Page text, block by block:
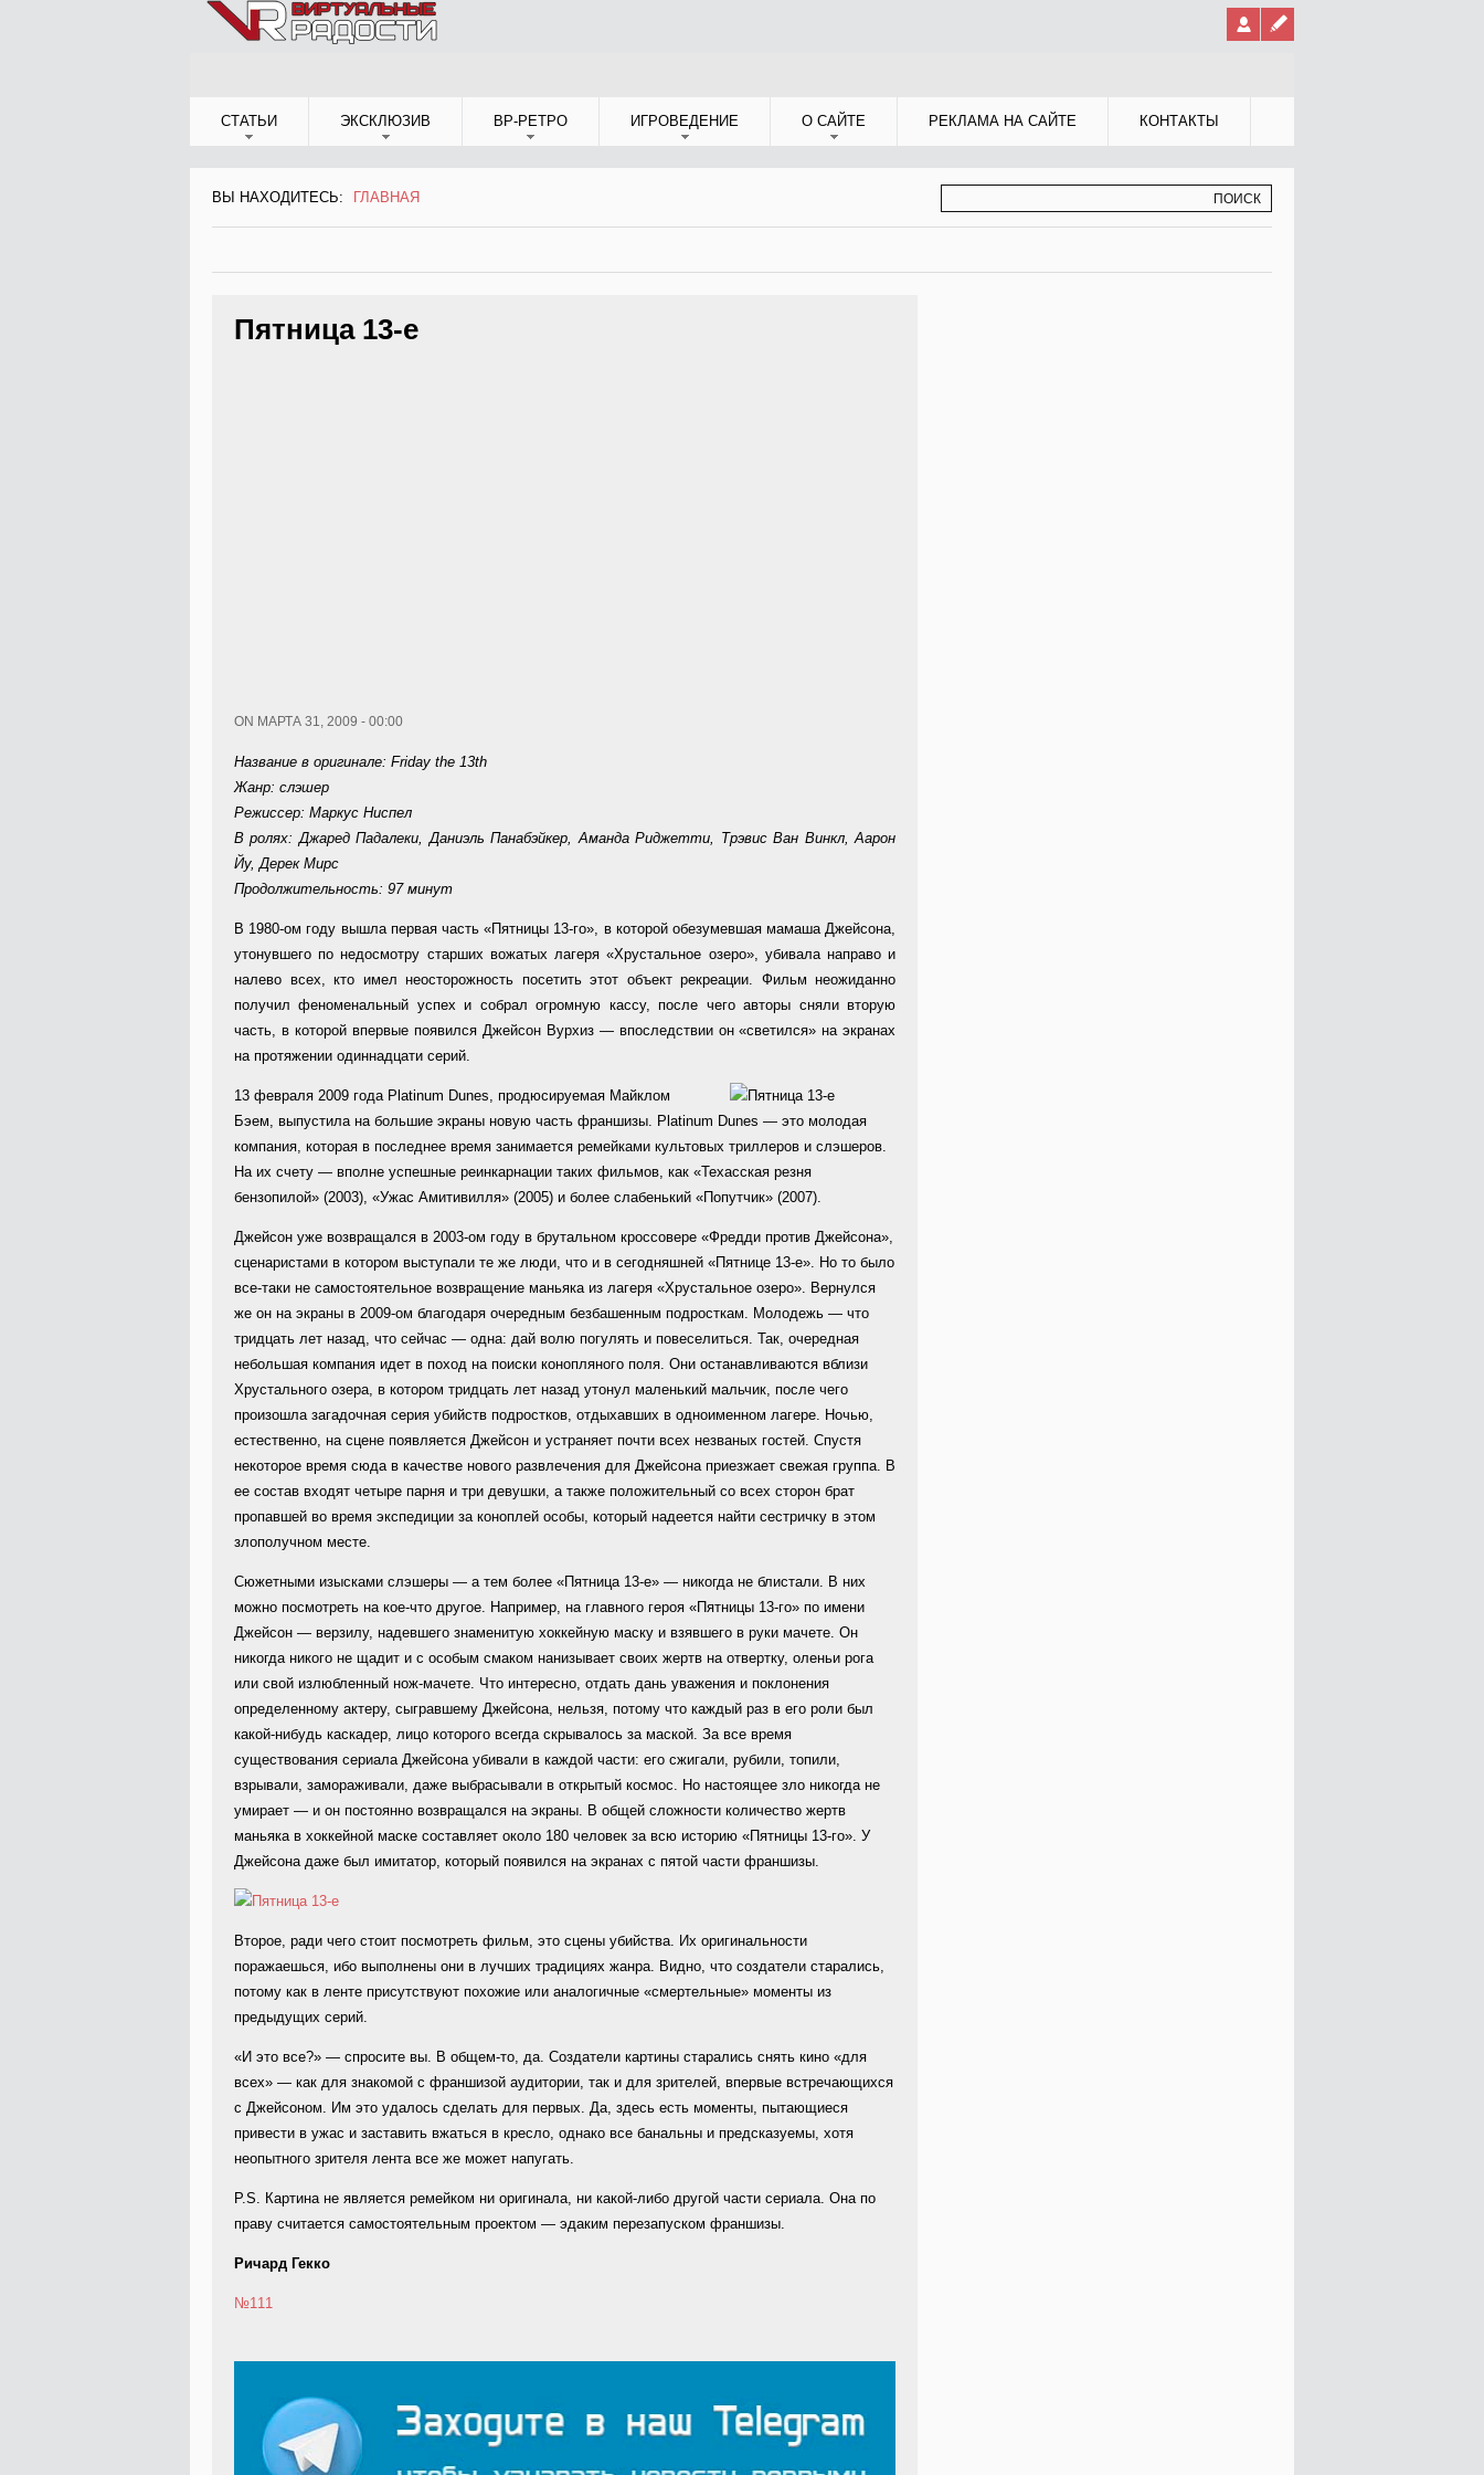
СТАТЬИ ЭКСКЛЮЗИВ ВР-РЕТРО ИГРОВЕДЕНИЕ О САЙТЕ РЕКЛАМА НА САЙТЕ КОНТАКТЫ
ВЫ НАХОДИТЕСЬ:
ВЫ НАХОДИТЕСЬ
ГЛАВНАЯ
Пятница 13-е
ON МАРТА 31, 2009 - 00:00
Название в оригинале: Friday the 13th
Жанр: слэшер
Режиссер: Маркус Ниспел
В ролях: Джаред Падалеки, Даниэль Панабэйкер, Аманда Риджетти, Трэвис Ван Винкл, Аарон
Йу, Дерек Мирс
Продолжительность: 97 минут
В 1980-ом году вышла первая часть «Пятницы 13-го», в которой обезумевшая мамаша Джейсона,
утонувшего по недосмотру старших вожатых лагеря «Хрустальное озеро», убивала направо и
налево всех, кто имел неосторожность посетить этот объект рекреации. Фильм неожиданно
получил феноменальный успех и собрал огромную кассу, после чего авторы сняли вторую
часть, в которой впервые появился Джейсон Вурхиз — впоследствии он «светился» на экранах
на протяжении одиннадцати серий.
13 февраля 2009 года Platinum Dunes, продюсируемая Майклом
Бэем, выпустила на большие экраны новую часть франшизы. Platinum Dunes — это молодая
компания, которая в последнее время занимается ремейками культовых триллеров и слэшеров.
На их счету — вполне успешные реинкарнации таких фильмов, как «Техасская резня
бензопилой» (2003), «Ужас Амитивилля» (2005) и более слабенький «Попутчик» (2007).
Джейсон уже возвращался в 2003-ом году в брутальном кроссовере «Фредди против Джейсона»,
сценаристами в котором выступали те же люди, что и в сегодняшней «Пятнице 13-е». Но то было
все-таки не самостоятельное возвращение маньяка из лагеря «Хрустальное озеро». Вернулся
же он на экраны в 2009-ом благодаря очередным безбашенным подросткам. Молодежь — что
тридцать лет назад, что сейчас — одна: дай волю погулять и повеселиться. Так, очередная
небольшая компания идет в поход на поиски конопляного поля. Они останавливаются вблизи
Хрустального озера, в котором тридцать лет назад утонул маленький мальчик, после чего
произошла загадочная серия убийств подростков, отдыхавших в одноименном лагере. Ночью,
естественно, на сцене появляется Джейсон и устраняет почти всех незваных гостей. Спустя
некоторое время сюда в качестве нового развлечения для Джейсона приезжает свежая группа. В
ее состав входят четыре парня и три девушки, а также положительный со всех сторон брат
пропавшей во время экспедиции за коноплей особы, который надеется найти сестричку в этом
злополучном месте.
Сюжетными изысками слэшеры — а тем более «Пятница 13-е» — никогда не блистали. В них
можно посмотреть на кое-что другое. Например, на главного героя «Пятницы 13-го» по имени
Джейсон — верзилу, надевшего знаменитую хоккейную маску и взявшего в руки мачете. Он
никогда никого не щадит и с особым смаком нанизывает своих жертв на отвертку, оленьи рога
или свой излюбленный нож-мачете. Что интересно, отдать дань уважения и поклонения
определенному актеру, сыгравшему Джейсона, нельзя, потому что каждый раз в его роли был
какой-нибудь каскадер, лицо которого всегда скрывалось за маской. За все время
существования сериала Джейсона убивали в каждой части: его сжигали, рубили, топили,
взрывали, замораживали, даже выбрасывали в открытый космос. Но настоящее зло никогда не
умирает — и он постоянно возвращался на экраны. В общей сложности количество жертв
маньяка в хоккейной маске составляет около 180 человек за всю историю «Пятницы 13-го». У
Джейсона даже был имитатор, который появился на экранах с пятой части франшизы.
Второе, ради чего стоит посмотреть фильм, это сцены убийства. Их оригинальности
поражаешься, ибо выполнены они в лучших традициях жанра. Видно, что создатели старались,
потому как в ленте присутствуют похожие или аналогичные «смертельные» моменты из
предыдущих серий.
«И это все?» — спросите вы. В общем-то, да. Создатели картины старались снять кино «для
всех» — как для знакомой с франшизой аудитории, так и для зрителей, впервые встречающихся
с Джейсоном. Им это удалось сделать для первых. Да, здесь есть моменты, пытающиеся
привести в ужас и заставить вжаться в кресло, однако все банальны и предсказуемы, хотя
неопытного зрителя лента все же может напугать.
P.S. Картина не является ремейком ни оригинала, ни какой-либо другой части сериала. Она по
праву считается самостоятельным проектом — эдаким перезапуском франшизы.
Ричард Гекко
№111